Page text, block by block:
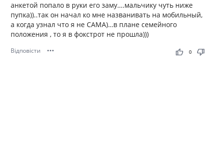
анкетой попало в руки его заму….мальчику чуть ниже
пупка))..так он начал ко мне названивать на мобильный,
а когда узнал что я не САМА)…в плане семейного
положения , то я в фокстрот не прошла)))
Відповісти ••• thumb_up thumb_down
0